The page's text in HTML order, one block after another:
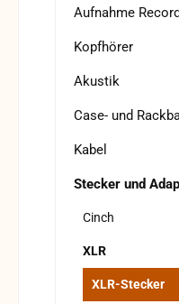
Aufnahme
Kopfhörer
Akustik
Case- und
Kabel
Stecker und
Cinch
XLR
XLR-Stecker